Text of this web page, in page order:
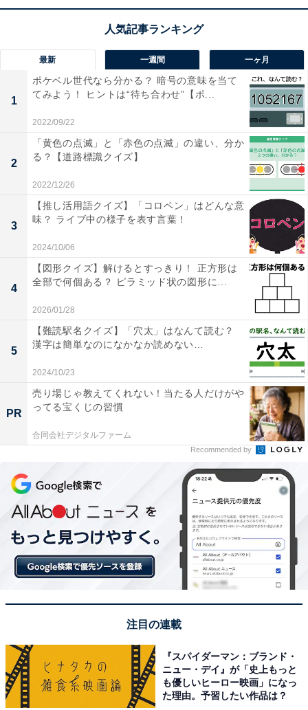
最新 一週間 一ヶ月
1
ポケベル世代なら分かる？ 暗号の意味を当て
てみよう！ ヒントは“待ち合わせ”【ポ...
2022/09/22
2
「黄色の点滅」と「赤色の点滅」の違い、分か
る？【道路標識クイズ】
2022/12/26
3
【推し活用語クイズ】「コロペン」はどんな意
味？ ライブ中の様子を表す言葉！
2024/10/06
4
【図形クイズ】解けるとすっきり！ 正方形は
全部で何個ある？ ピラミッド状の図形に...
2026/01/28
5
【難読駅名クイズ】「穴太」はなんて読む？
漢字は簡単なのになかなか読めない…
2024/10/23
PR
売り場じゃ教えてくれない！当たる人だけがや
ってる宝くじの習慣
合同会社デジタルファーム
Recommended by
注目の連載
『スパイダーマン：ブランド・
ニュー・デイ』が「史上もっと
も優しいヒーロー映画」になっ
た理由。予習したい作品は？